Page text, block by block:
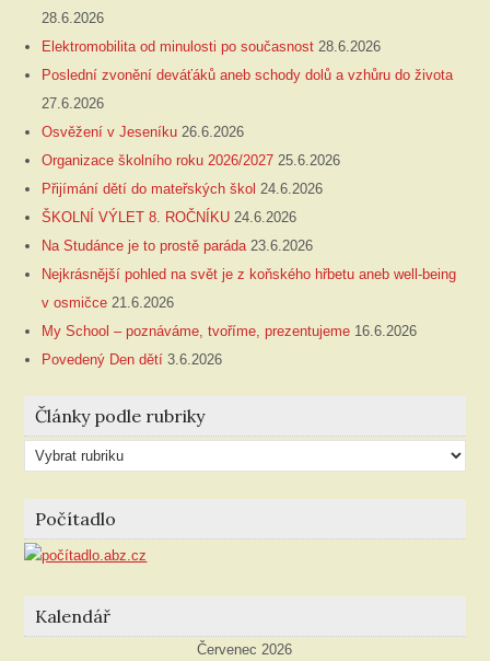
28.6.2026
Elektromobilita od minulosti po současnost 28.6.2026
Poslední zvonění deváťáků aneb schody dolů a vzhůru do života
27.6.2026
Osvěžení v Jeseníku 26.6.2026
Organizace školního roku 2026/2027 25.6.2026
Přijímání dětí do mateřských škol 24.6.2026
ŠKOLNÍ VÝLET 8. ROČNÍKU 24.6.2026
Na Studánce je to prostě paráda 23.6.2026
Nejkrásnější pohled na svět je z koňského hřbetu aneb well-being
v osmičce 21.6.2026
My School – poznáváme, tvoříme, prezentujeme 16.6.2026
Povedený Den dětí 3.6.2026
Články podle rubriky
Články
podle
rubriky
Počítadlo
Kalendář
Červenec 2026